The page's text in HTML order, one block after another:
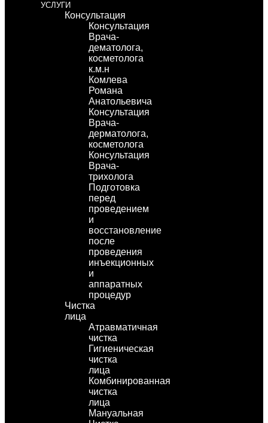
УСЛУГИ
Консультация
Консультация
Врача-
дематолога,
косметолога
к.м.н
Комлева
Романа
Анатольевича
Консультация
Врача-
дерматолога,
косметолога
Консультация
Врача-
трихолога
Подготовка
перед
проведением
и
восстановление
после
проведения
инъекционных
и
аппаратных
процедур
Чистка
лица
Атравматичная
чистка
Гигиеническая
чистка
лица
Комбинированная
чистка
лица
Мануальная